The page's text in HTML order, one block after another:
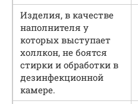
Изделия, в качестве
наполнителя у
которых выступает
холлкон, не боятся
стирки и обработки в
дезинфекционной
камере.